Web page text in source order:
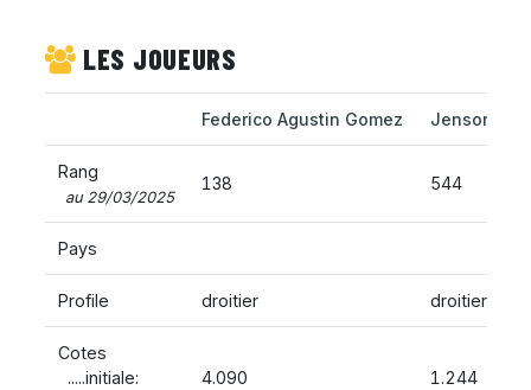
LES JOUEURS
Federico Agustin Gomez Jenson
Rang
au 29/03/2025
138 544
Pays
Profile droitier droitier
Cotes
.....initiale:
4.090
1.244